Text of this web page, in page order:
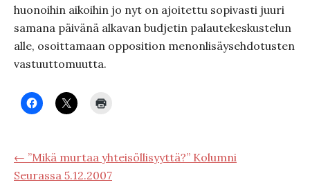
huonoihin aikoihin jo nyt on ajoitettu sopivasti juuri
samana päivänä alkavan budjetin palautekeskustelun
alle, osoittamaan opposition menonlisäysehdotusten
vastuuttomuutta.
← ”Mikä murtaa yhteisöllisyyttä?” Kolumni
Seurassa 5.12.2007